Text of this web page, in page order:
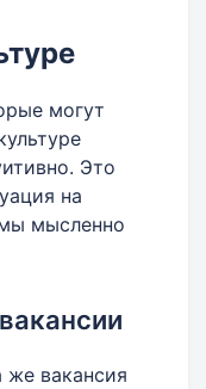
могут
Это
на
мысленно
же вакансия